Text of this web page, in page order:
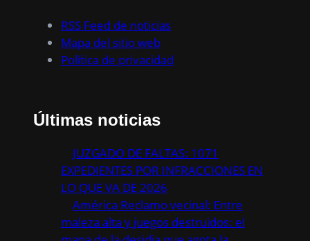
RSS Feed de noticias
Mapa del sitio web
Política de privacidad
Últimas noticias
JUZGADO DE FALTAS: 1071
EXPEDIENTES POR INFRACCIONES EN
LO QUE VA DE 2026
América Reclamo vecinal: Entre
maleza alta y juegos destruidos: el